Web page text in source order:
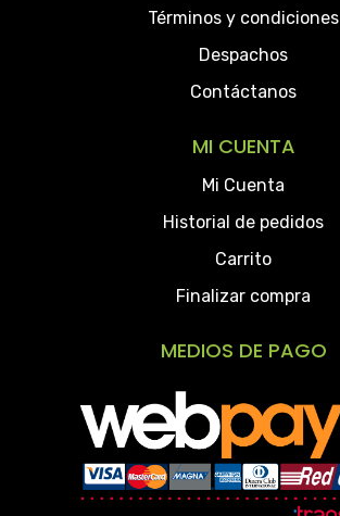
Términos y condiciones
Despachos
Contáctanos
MI CUENTA
Mi Cuenta
Historial de pedidos
Carrito
Finalizar compra
MEDIOS DE PAGO